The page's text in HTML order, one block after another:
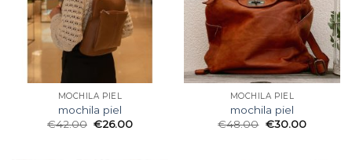
MOCHILA PIEL
mochila piel
€42.00 €26.00
MOCHILA PIEL
mochila piel
€48.00 €30.00